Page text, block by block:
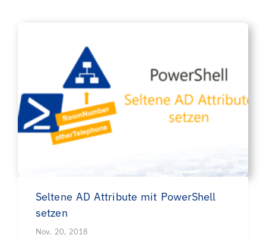
Seltene AD Attribute mit PowerShell
setzen
Nov. 20, 2018